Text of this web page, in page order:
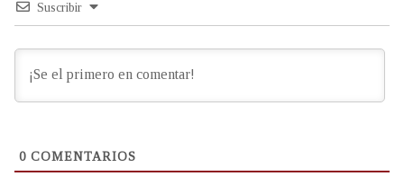
Suscribir
0 COMENTARIOS